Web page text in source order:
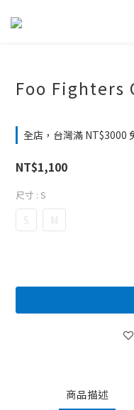
Foo Fighters
全店，台灣滿 NT$3000
NT$1,100
尺寸 : S
S M
商品描述